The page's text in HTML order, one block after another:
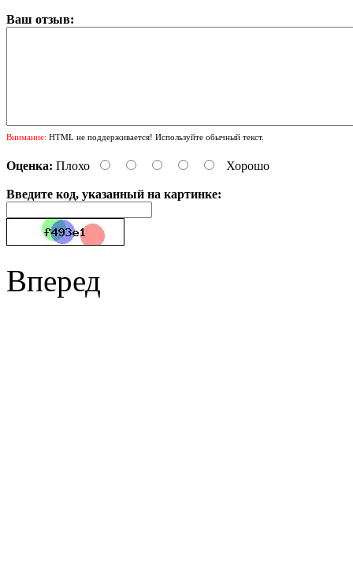
Ваш отзыв:
Внимание: HTML не поддерживается! Используйте обычный текст.
Оценка: Плохо Хорошо
Введите код, указанный на картинке:
Вперед